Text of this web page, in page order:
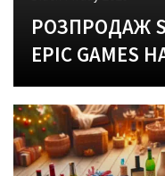
РОЗПРОДАЖ
EPIC GAMES